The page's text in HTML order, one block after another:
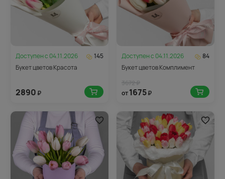
Доступен с 04.11.2026
145
Букет цветов Красота
2890 ₽
Доступен с 04.11.2026
84
Букет цветов Комплимент
от1675₽